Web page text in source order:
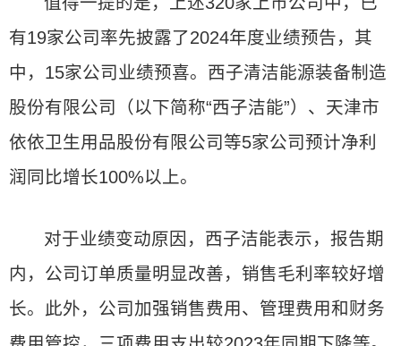
有19家公司率先披露了2024年度业绩预告，其
中，15家公司业绩预喜。西子清洁能源装备制造
股份有限公司（以下简称“西子洁能”）、天津市
依依卫生用品股份有限公司等5家公司预计净利
润同比增长100%以上。
对于业绩变动原因，西子洁能表示，报告期
内，公司订单质量明显改善，销售毛利率较好增
长。此外，公司加强销售费用、管理费用和财务